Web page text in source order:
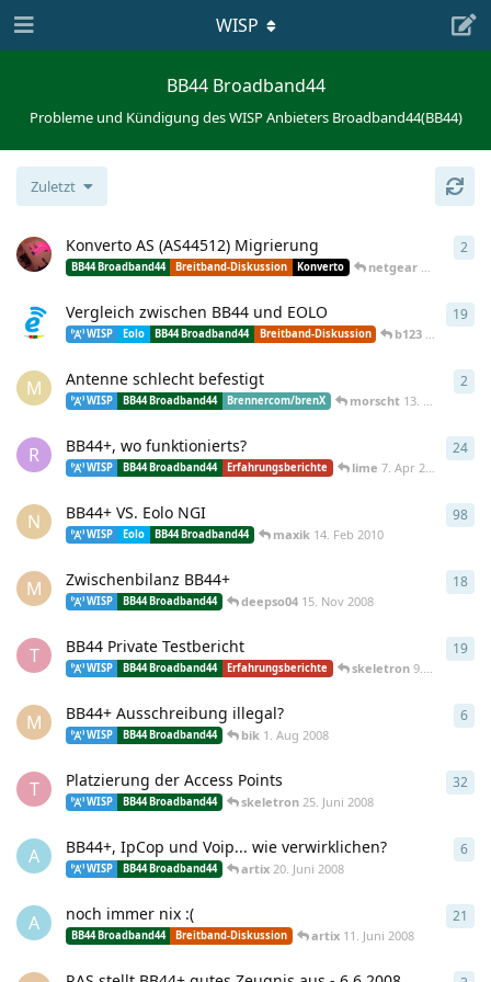
BB44 Broadband44
Probleme und Kündigung des WISP Anbieters Broadband44(BB44)
WISP
Zuletzt
Konverto AS (AS44512) Migrierung
BB44 Broadband44 Breitband-Diskussion Konverto netgear 11. Juni
2
Vergleich zwischen BB44 und EOLO
WISP Eolo BB44 Broadband44 Breitband-Diskussion b123 22. Dez
19
M Antenne schlecht befestigt
WISP BB44 Broadband44 Brennercom/brenX morscht 13. Sept 2012
2
R BB44+, wo funktionierts?
WISP BB44 Broadband44 Erfahrungsberichte lime 7. Apr 2010
24
N BB44+ VS. Eolo NGI
WISP Eolo BB44 Broadband44 maxik 14. Feb 2010
98
M Zwischenbilanz BB44+
WISP BB44 Broadband44 deepso04 15. Nov 2008
18
T BB44 Private Testbericht
WISP BB44 Broadband44 Erfahrungsberichte skeletron 9. Okt 2008
19
M BB44+ Ausschreibung illegal?
WISP BB44 Broadband44 bik 1. Aug 2008
6
T Platzierung der Access Points
WISP BB44 Broadband44 skeletron 25. Juni 2008
32
A BB44+, IpCop und Voip... wie verwirklichen?
WISP BB44 Broadband44 artix 20. Juni 2008
6
A noch immer nix :(
BB44 Broadband44 Breitband-Diskussion artix 11. Juni 2008
21